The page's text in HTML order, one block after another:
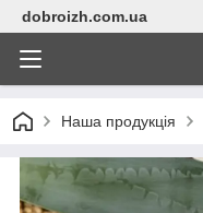
dobroizh.com.ua
Наша продукція